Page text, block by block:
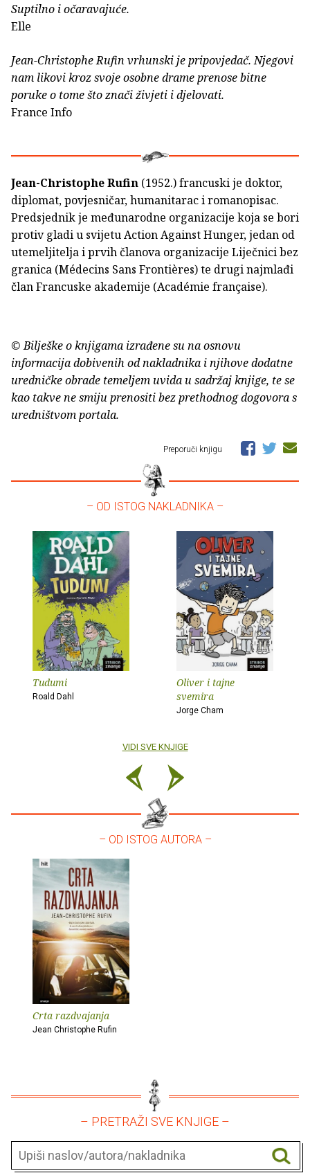
Suptilno i očaravajuće.
Elle
Jean-Christophe Rufin vrhunski je pripovjedač. Njegovi
nam likovi kroz svoje osobne drame prenose bitne
poruke o tome što znači živjeti i djelovati.
France Info
Jean-Christophe Rufin (1952.) francuski je doktor,
diplomat, povjesničar, humanitarac i romanopisac.
Predsjednik je međunarodne organizacije koja se bori
protiv gladi u svijetu Action Against Hunger, jedan od
utemeljitelja i prvih članova organizacije Liječnici bez
granica (Médecins Sans Frontières) te drugi najmlađi
član Francuske akademije (Académie française).
© Bilješke o knjigama izrađene su na osnovu
informacija dobivenih od nakladnika i njihove dodatne
uredničke obrade temeljem uvida u sadržaj knjige, te se
kao takve ne smiju prenositi bez prethodnog dogovora s
uredništvom portala.
Preporuči knjigu
– OD ISTOG NAKLADNIKA –
Tudumi
Roald Dahl
Oliver i tajne
svemira
Jorge Cham
VIDI SVE KNJIGE
– OD ISTOG AUTORA –
Crta razdvajanja
Jean Christophe Rufin
– PRETRAŽI SVE KNJIGE –